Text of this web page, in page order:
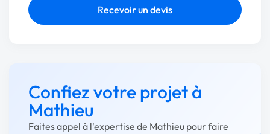
Recevoir un devis
Confiez votre projet à
Mathieu
Faites appel à l'expertise de Mathieu pour faire